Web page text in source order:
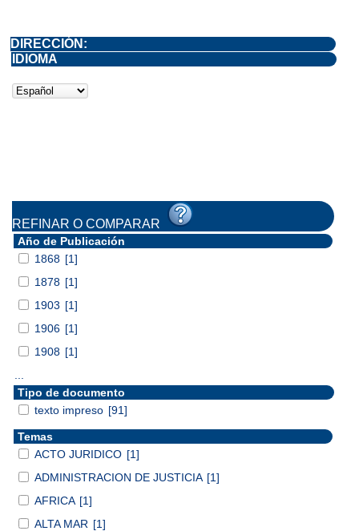
DIRECCIÓN:
IDIOMA
REFINAR O COMPARAR
Año de Publicación
1868 [1]
1878 [1]
1903 [1]
1906 [1]
1908 [1]
Tipo de documento
texto impreso [91]
Temas
ACTO JURIDICO [1]
ADMINISTRACION DE JUSTICIA [1]
AFRICA [1]
ALTA MAR [1]